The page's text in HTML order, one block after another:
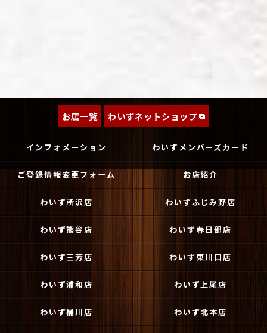
お店一覧 わいずネットショップ
インフォメーション わいずメンバーズカード
ご登録情報変更フォーム お店紹介
わいず所沢店 わいずふじみ野店
わいず熊谷店 わいず春日部店
わいず三芳店 わいず東川口店
わいず浦和店 わいず上尾店
わいず桶川店 わいず北本店